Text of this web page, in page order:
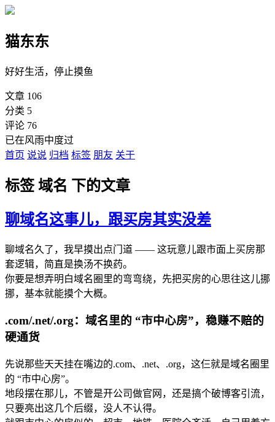
猫东东
好好生活，停止摸鱼
文章 106
分类 5
评论 76
已在风雨中度过
首页 说说 归档 标签 朋友 关于
标签 域名 下的文章
聊域名这事儿，跟买房其实没差
聊域名久了，我早摸出点门道 —— 这玩意儿跟市面上买房那
套逻辑，简直是换汤不换药。
你要是想弄明白域名圈里的弯弯绕，先把买房的心思往这儿挪
挪，基本就能摸个大概。
.com/.net/.org：域名里的 “市中心房”，稳赚不赔的
硬通货
先说那些天天挂在嘴边的.com、.net、.org，这仨就是域名圈里
的 “市中心房”。
地段摆在那儿，不管是开公司做官网，还是搞个破博客引流，
只要亮出这几个后缀，没人不认得。